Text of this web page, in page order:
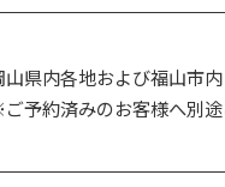
山県内各地および福山市内
予約済みのお客様へ別途